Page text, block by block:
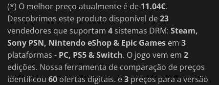
(*) O melhor preço atualmente é de 11.04€.
Descobrimos este produto disponível de23
vendedores que suportam 4 sistemas DRM: Steam,
Sony PSN, Nintendo eShop & Epic Games em 3
plataformas - PC, PS5 & Switch. O jogo vem em 2
edições. Nossa ferramenta de comparação de preços
identificou 60 ofertas digitais. e3 preços para a versão